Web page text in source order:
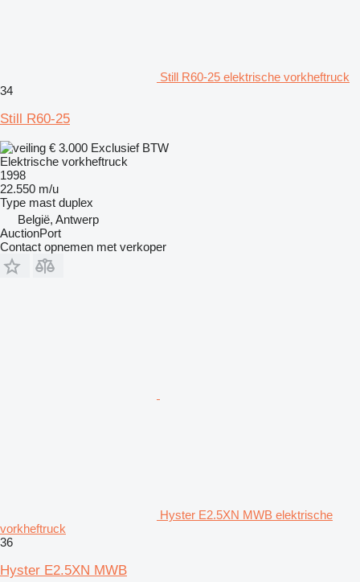
Still R60-25 elektrische vorkheftruck
34
Still R60-25
€ 3.000 Exclusief BTW
Elektrische vorkheftruck
1998
22.550 m/u
Type mast duplex
België, Antwerp
AuctionPort
Contact opnemen met verkoper
Hyster E2.5XN MWB elektrische
vorkheftruck
36
Hyster E2.5XN MWB